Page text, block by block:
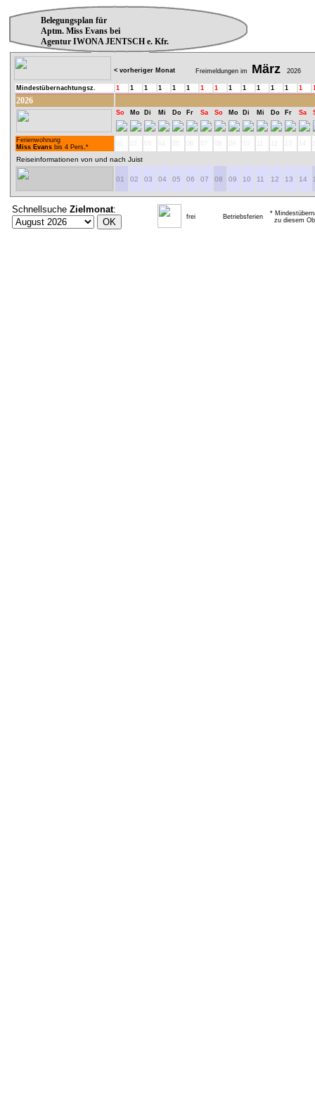
Belegungsplan für
Aptm. Miss Evans bei
Agentur IWONA JENTSCH e. Kfr.
< vorheriger Monat Freimeldungen im März 2026
Mindestübernachtungsz. 1 1 1 1 1 1 1 1 1 1 1 1 1 1
2026
So Mo Di Mi Do Fr Sa So Mo Di Mi Do Fr Sa
Ferienwohnung
Miss Evans bis 4 Pers.*
Reiseinformationen von und nach Juist
01 02 03 04 05 06 07 08 09 10 11 12 13 14
Schnellsuche Zielmonat:
frei Betriebsferien
*
zu diesem